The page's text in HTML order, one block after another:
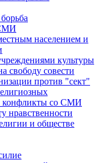
населением и
культуры
свободу совести
против "сект"
конфликты со СМИ
нравственности
и обществе